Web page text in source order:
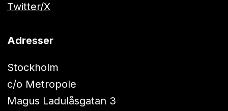
Twitter/X
Adresser
Stockholm
c/o Metropole
Magus Ladulåsgatan 3